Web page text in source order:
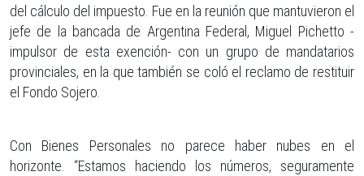
del cálculo del impuesto. Fue en la reunión que mantuvieron el
jefe de la bancada de Argentina Federal, Miguel Pichetto -
impulsor de esta exención- con un grupo de mandatarios
provinciales, en la que también se coló el reclamo de restituir
el Fondo Sojero.
Con Bienes Personales no parece haber nubes en el
horizonte. “Estamos haciendo los números, seguramente